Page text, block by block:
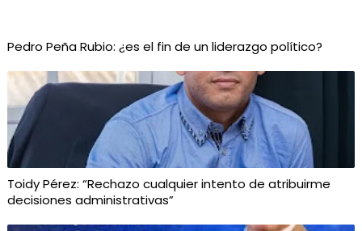
Pedro Peña Rubio: ¿es el fin de un liderazgo político?
Toidy Pérez: “Rechazo cualquier intento de atribuirme
decisiones administrativas”